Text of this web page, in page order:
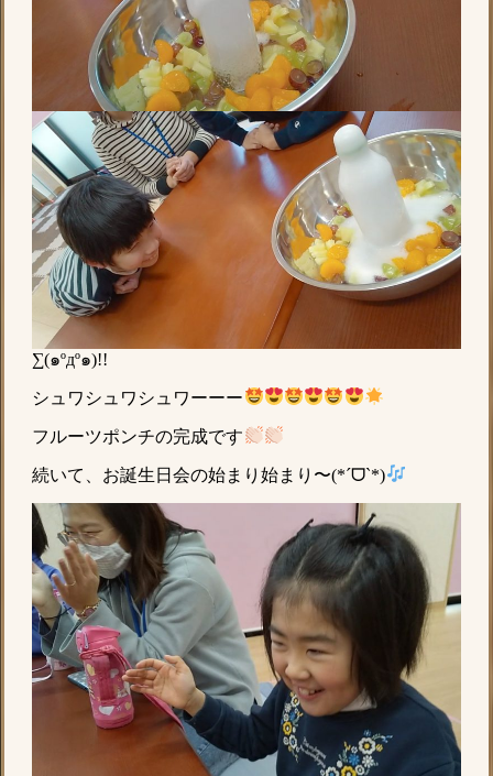
∑(๑ºдº๑)!!
シュワシュワシュワーーー
フルーツポンチの完成です
続いて、お誕生日会の始まり始まり〜(*ˊᗜˋ*)